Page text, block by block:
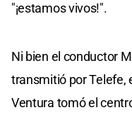
"¡estamos vivos!".
Ni bien el conductor
transmitió por Telefe,
Ventura tomó el